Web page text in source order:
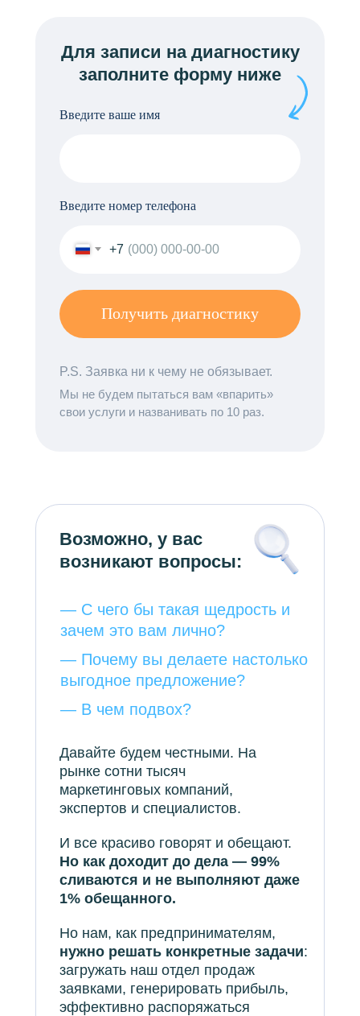
Но нам, как предпринимателям,
нужно решать конкретные задачи:
загружать наш отдел продаж
заявками, генерировать прибыль,
эффективно распоряжаться
И все красиво говорят и обещают.
Но как доходит до дела — 99%
сливаются и не выполняют даже
1% обещанного.
— В чем подвох?
— Почему вы делаете настолько
выгодное предложение?
— С чего бы такая щедрость и
зачем это вам лично?
Возможно, у вас
возникают вопросы:
Давайте будем честными. На
рынке сотни тысяч
маркетинговых компаний,
экспертов и специалистов.
Мы не будем пытаться вам «впарить»
свои услуги и названивать по 10 раз.
P.S. Заявка ни к чему не обязывает.
Введите ваше имя
Введите номер телефона
+7
Получить диагностику
Для записи на диагностику
заполните форму ниже